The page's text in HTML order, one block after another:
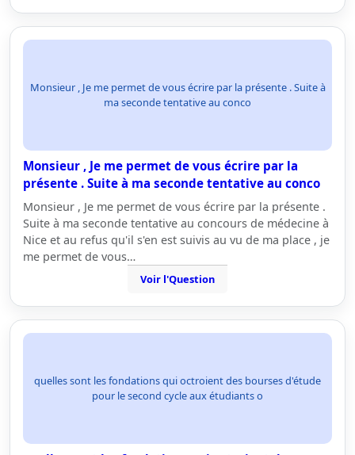
Monsieur , Je me permet de vous écrire par la présente . Suite à
ma seconde tentative au conco
Monsieur , Je me permet de vous écrire par la
présente . Suite à ma seconde tentative au conco
Monsieur , Je me permet de vous écrire par la présente .
Suite à ma seconde tentative au concours de médecine à
Nice et au refus qu'il s'en est suivis au vu de ma place , je
me permet de vous…
Voir l'Question
quelles sont les fondations qui octroient des bourses d'étude
pour le second cycle aux étudiants o